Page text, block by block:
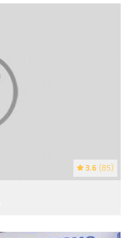
3.6 (85)